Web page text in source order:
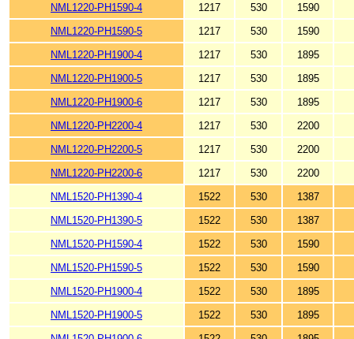
NML1220-PH1590-4
1217 530
1590
NML1220-PH1590-5
1217 530
1590
NML1220-PH1900-4
1217 530
1895
NML1220-PH1900-5
1217 530
1895
NML1220-PH1900-6
1217 530
1895
NML1220-PH2200-4
1217 530
2200
NML1220-PH2200-5
1217 530
2200
NML1220-PH2200-6
1217 530
2200
NML1520-PH1390-4
1522 530
1387
NML1520-PH1390-5
1522 530
1387
NML1520-PH1590-4
1522 530
1590
NML1520-PH1590-5
1522 530
1590
NML1520-PH1900-4
1522 530
1895
NML1520-PH1900-5
1522 530
1895